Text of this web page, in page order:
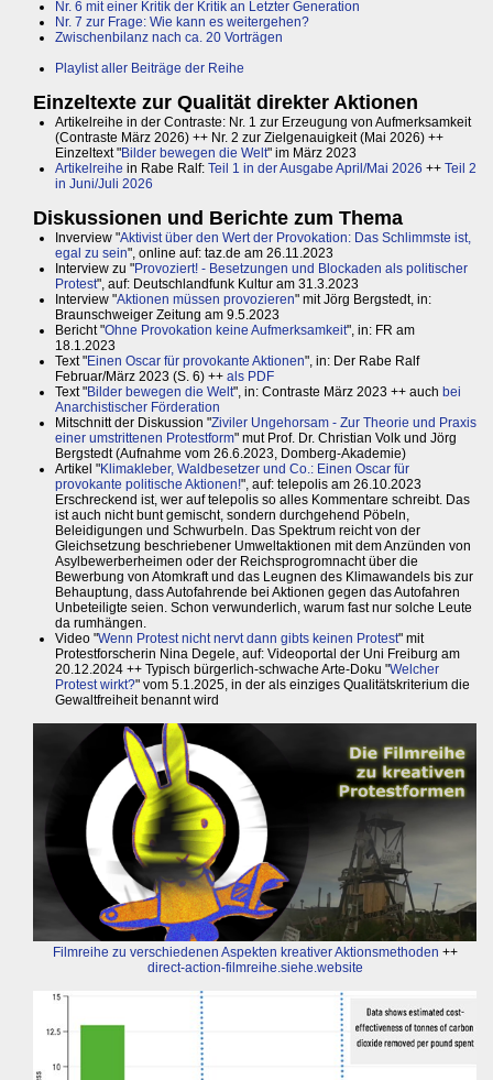
Nr. 6 mit einer Kritik der Kritik an Letzter Generation
Nr. 7 zur Frage: Wie kann es weitergehen?
Zwischenbilanz nach ca. 20 Vorträgen
Playlist aller Beiträge der Reihe
Einzeltexte zur Qualität direkter Aktionen
Artikelreihe in der Contraste: Nr. 1 zur Erzeugung von Aufmerksamkeit
(Contraste März 2026) ++ Nr. 2 zur Zielgenauigkeit (Mai 2026) ++
Einzeltext "Bilder bewegen die Welt" im März 2023
Artikelreihe in Rabe Ralf: Teil 1 in der Ausgabe April/Mai 2026 ++ Teil 2
in Juni/Juli 2026
Diskussionen und Berichte zum Thema
Inverview "Aktivist über den Wert der Provokation: Das Schlimmste ist,
egal zu sein", online auf: taz.de am 26.11.2023
Interview zu "Provoziert! - Besetzungen und Blockaden als politischer
Protest", auf: Deutschlandfunk Kultur am 31.3.2023
Interview "Aktionen müssen provozieren" mit Jörg Bergstedt, in:
Braunschweiger Zeitung am 9.5.2023
Bericht "Ohne Provokation keine Aufmerksamkeit", in: FR am
18.1.2023
Text "Einen Oscar für provokante Aktionen", in: Der Rabe Ralf
Februar/März 2023 (S. 6) ++ als PDF
Text "Bilder bewegen die Welt", in: Contraste März 2023 ++ auch bei
Anarchistischer Förderation
Mitschnitt der Diskussion "Ziviler Ungehorsam - Zur Theorie und Praxis
einer umstrittenen Protestform" mut Prof. Dr. Christian Volk und Jörg
Bergstedt (Aufnahme vom 26.6.2023, Domberg-Akademie)
Artikel "Klimakleber, Waldbesetzer und Co.: Einen Oscar für
provokante politische Aktionen!", auf: telepolis am 26.10.2023
Erschreckend ist, wer auf telepolis so alles Kommentare schreibt. Das
ist auch nicht bunt gemischt, sondern durchgehend Pöbeln,
Beleidigungen und Schwurbeln. Das Spektrum reicht von der
Gleichsetzung beschriebener Umweltaktionen mit dem Anzünden von
Asylbewerberheimen oder der Reichsprogromnacht über die
Bewerbung von Atomkraft und das Leugnen des Klimawandels bis zur
Behauptung, dass Autofahrende bei Aktionen gegen das Autofahren
Unbeteiligte seien. Schon verwunderlich, warum fast nur solche Leute
da rumhängen.
Video "Wenn Protest nicht nervt dann gibts keinen Protest" mit
Protestforscherin Nina Degele, auf: Videoportal der Uni Freiburg am
20.12.2024 ++ Typisch bürgerlich-schwache Arte-Doku "Welcher
Protest wirkt?" vom 5.1.2025, in der als einziges Qualitätskriterium die
Gewaltfreiheit benannt wird
Filmreihe zu verschiedenen Aspekten kreativer Aktionsmethoden ++
direct-action-filmreihe.siehe.website